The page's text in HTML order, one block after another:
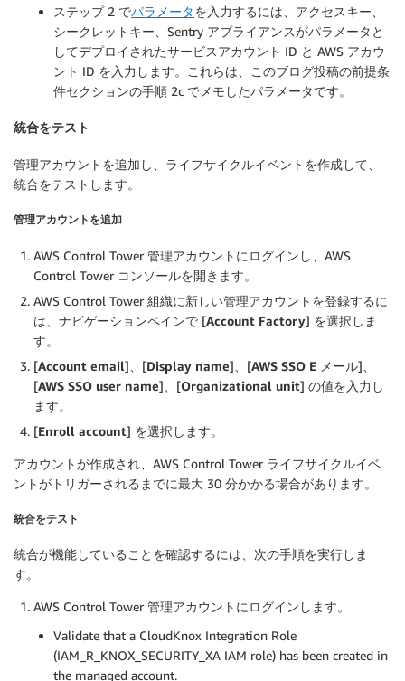
ステップ 2 でパラメータを入力するには、アクセスキー、
シークレットキー、Sentry アプライアンスがパラメータと
してデプロイされたサービスアカウント ID と AWS アカウ
ント ID を入力します。これらは、このブログ投稿の前提条
件セクションの手順 2c でメモしたパラメータです。
統合をテスト
管理アカウントを追加し、ライフサイクルイベントを作成して、
統合をテストします。
管理アカウントを追加
AWS Control Tower 管理アカウントにログインし、AWS
Control Tower コンソールを開きます。
AWS Control Tower 組織に新しい管理アカウントを登録するに
は、ナビゲーションペインで [Account Factory] を選択しま
す。
[Account email]、[Display name]、[AWS SSO E メール]、
[AWS SSO user name]、[Organizational unit] の値を入力し
ます。
[Enroll account] を選択します。
アカウントが作成され、AWS Control Tower ライフサイクルイベ
ントがトリガーされるまでに最大 30 分かかる場合があります。
統合をテスト
統合が機能していることを確認するには、次の手順を実行しま
す。
AWS Control Tower 管理アカウントにログインします。
Validate that a CloudKnox Integration Role
(IAM_R_KNOX_SECURITY_XA IAM role) has been created in
the managed account.